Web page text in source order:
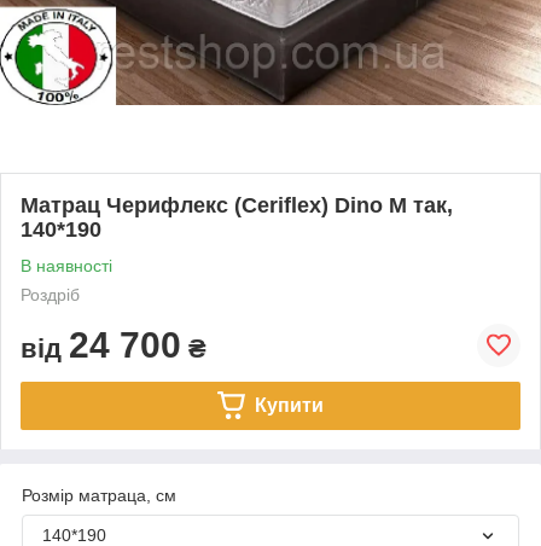
Матрац Черифлекс (Ceriflex) Dino M так,
140*190
В наявності
Роздріб
від 24 700 ₴
Купити
Розмір матраца, см
140*190